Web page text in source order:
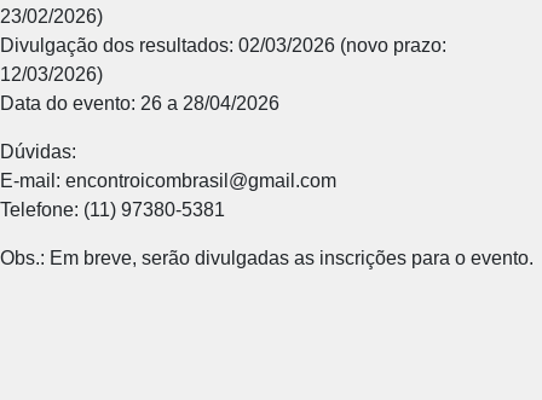
23/02/2026)
Divulgação dos resultados: 02/03/2026 (novo prazo:
12/03/2026)
Data do evento: 26 a 28/04/2026
Dúvidas:
E-mail: encontroicombrasil@gmail.com
Telefone: (11) 97380-5381
Obs.: Em breve, serão divulgadas as inscrições para o evento.